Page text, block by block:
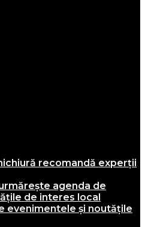
recomandă experții
agenda de
de interes local
evenimentele și noutățile